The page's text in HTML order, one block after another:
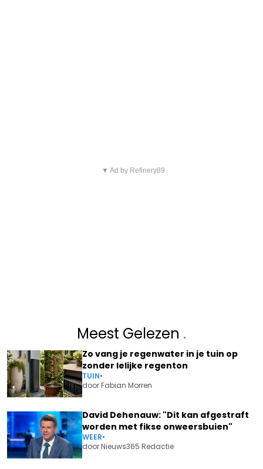
▼ Ad by Refinery89
Meest Gelezen .
Zo vang je regenwater in je tuin op
zonder lelijke regenton
TUIN•
doorFabian Morren
David Dehenauw: "Dit kan afgestraft
worden met fikse onweersbuien"
WEER•
doorNieuws365 Redactie